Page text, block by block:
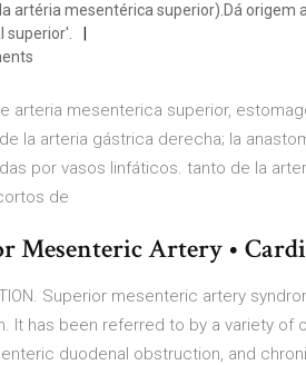
artéria mesentérica superior).Dá origem
superior'.
arteria mesenterica superior,
la arteria gástrica derecha; la
por vasos linfáticos. tanto de la
de
Mesenteric Artery •
Superior mesenteric artery
It has been referred to by a variety of
duodenal obstruction, and